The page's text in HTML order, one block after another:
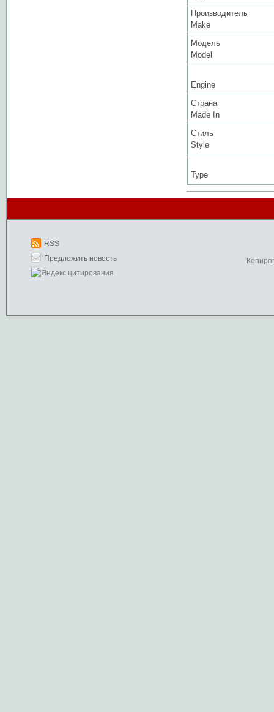
Производитель
Make
Модель
Model
Engine
Страна
Made In
Стиль
Style
Type
RSS
Предложить новость